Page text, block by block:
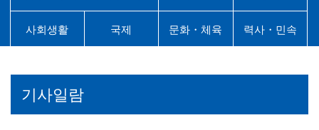
사회생활 국제 문화・체육 력사・민속
기사일람